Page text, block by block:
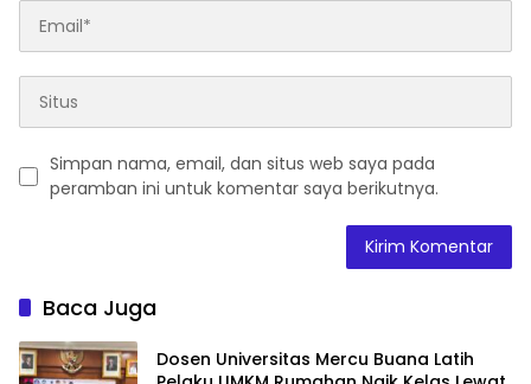
Simpan nama, email, dan situs web saya pada
peramban ini untuk komentar saya berikutnya.
Baca Juga
Dosen Universitas Mercu Buana Latih